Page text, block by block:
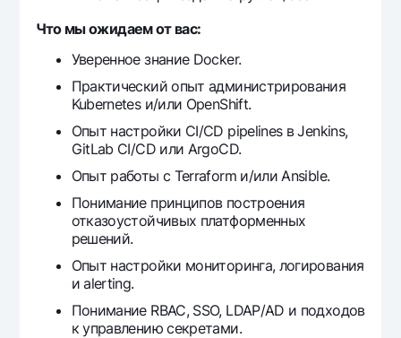
Search
Helpful links
Press Center
Offices and ATMs
Consent for processing personal data
Follow us on social networks
Contact center
+998 78 148-00-101344
Что мы ожидаем от вас:
Уверенное знание Docker.
Практический опыт администрирования
Kubernetes и/или OpenShift.
Опыт настройки CI/CD pipelines в Jenkins,
GitLab CI/CD или ArgoCD.
Опыт работы с Terraform и/или Ansible.
Понимание принципов построения
отказоустойчивых платформенных
решений.
Опыт настройки мониторинга, логирования
и alerting.
Понимание RBAC, SSO, LDAP/AD и подходов
к управлению секретами.